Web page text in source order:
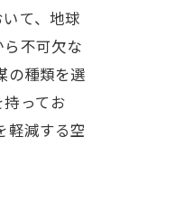
て、地球
不可欠な
の種類を選
ってお
軽減する空